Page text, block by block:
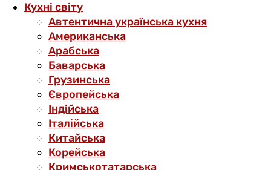
Кухні світу
Автентична українська кухня
Американська
Арабська
Баварська
Грузинська
Європейська
Індійська
Італійська
Китайська
Корейська
Кримськотатарська